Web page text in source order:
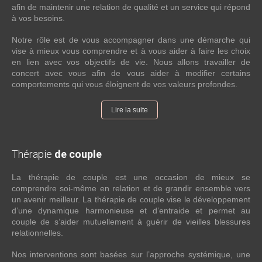
afin de maintenir une relation de qualité et un service qui répond
à vos besoins.
Notre rôle est de vous accompagner dans une démarche qui
vise à mieux vous comprendre et à vous aider à faire les choix
en lien avec vos objectifs de vie. Nous allons travailler de
concert avec vous afin de vous aider à modifier certains
comportements qui vous éloignent de vos valeurs profondes.
Lire la suite
Thérapie de couple
La thérapie de couple est une occasion de mieux se
comprendre soi-même en relation et de grandir ensemble vers
un avenir meilleur. La thérapie de couple vise le développement
d’une dynamique harmonieuse et d’entraide et permet au
couple de s’aider mutuellement à guérir de vieilles blessures
relationnelles.
Nos interventions sont basées sur l’approche systémique, une